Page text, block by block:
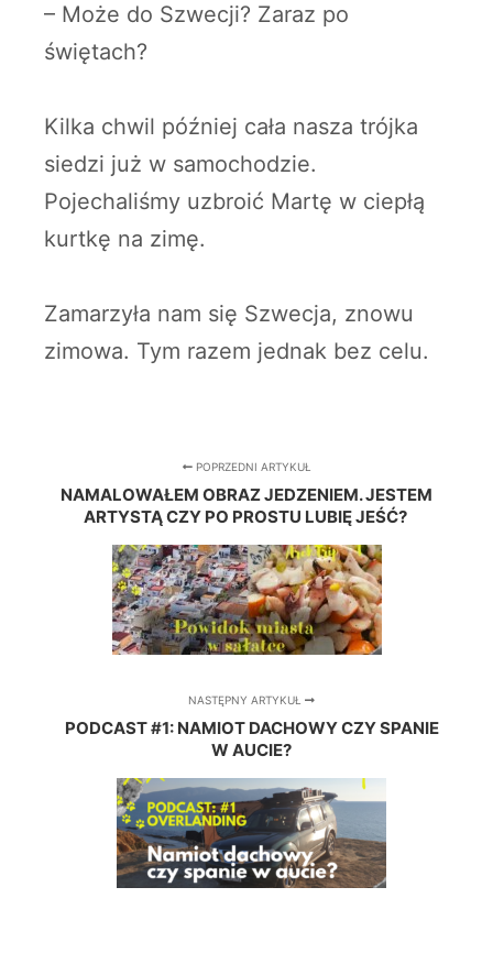
– Może do Szwecji? Zaraz po
świętach?
Kilka chwil później cała nasza trójka
siedzi już w samochodzie.
Pojechaliśmy uzbroić Martę w ciepłą
kurtkę na zimę.
Zamarzyła nam się Szwecja, znowu
zimowa. Tym razem jednak bez celu.
POPRZEDNI ARTYKUŁ
NAMALOWAŁEM OBRAZ JEDZENIEM. JESTEM
ARTYSTĄ CZY PO PROSTU LUBIĘ JEŚĆ?
NASTĘPNY ARTYKUŁ
PODCAST #1: NAMIOT DACHOWY CZY SPANIE
W AUCIE?